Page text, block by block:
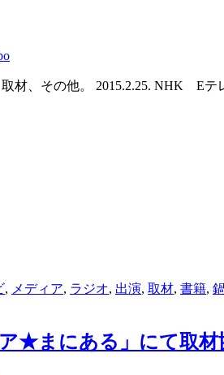
材、その他。 2015.2.25. NHK Eテ
, メディア, ラジオ, 出演, 取材, 書籍,
★まにある」にて取材